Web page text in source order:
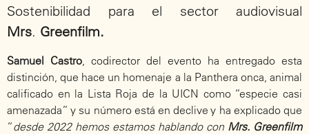
Sostenibilidad para el sector audiovisual
Mrs. Greenfilm.
Samuel Castro , codirector del evento ha entregado esta
distinción, que hace un homenaje a la Panthera onca, animal
calificado en la Lista Roja de la UICN como “especie casi
amenazada” y su número está en declive y ha explicado que
“desde 2022 hemos estamos hablando con Mrs. Greenfilm